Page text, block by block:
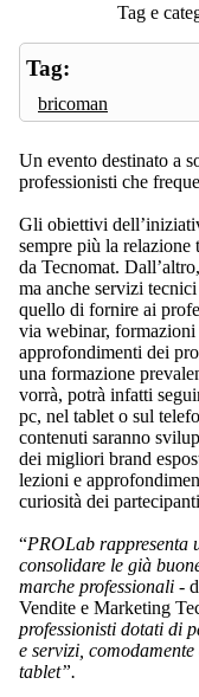
Tag e
Tag:
bricoman
Un evento destinato a
professionisti che
Gli obiettivi
sempre più la
da Tecnomat.
ma anche servizi
quello di fornire ai
via webinar,
approfondimenti dei
una formazione
vorrà, potrà infatti
pc, nel tablet o sul
contenuti saranno
dei migliori brand
lezioni e
curiosità dei
“PROLab rappresenta
consolidare le già
marche professionali -
Vendite e Marketing
professionisti dotati di
e servizi,
tablet”.